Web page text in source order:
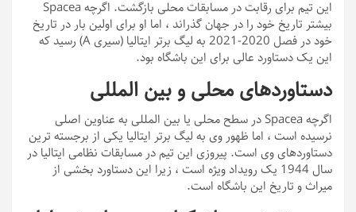
این تیم برای رقابت در مسابقات محلی بازگشت. اگرچه Spacea
بیشتر تاریخ خود را در جهان گذراند ، اما او برای اولین بار در تاریخ
خود در فصل 2020-2021 به لیگ برتر ایتالیا (سیری A) رسید که
این یک دستاورد عالی برای این باشگاه بود.
دستاوردهای محلی و بین المللی
اگرچه Spacea در سطح محلی یا بین المللی به عناوین اصلی
نرسیده است ، اما ظهور وی به لیگ برتر ایتالیا یکی از برجسته ترین
دستاوردهای وی است. پیروزی این تیم در مسابقات نظامی ایتالیا در
سال 1944 یک رویداد ویژه است ، زیرا این دستاورد بخشی از
میراث و تاریخ این باشگاه است.